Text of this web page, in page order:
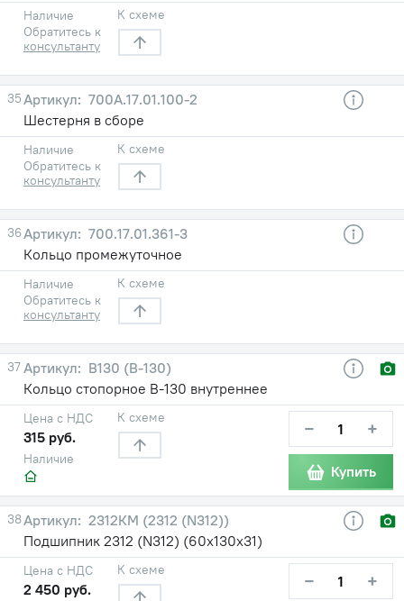
Наличие
Обратитесь к
консультанту
К схеме
35
700А.17.01.100-2
Шестерня в сборе
Наличие
Обратитесь к
консультанту
К схеме
36
700.17.01.361-3
Кольцо промежуточное
Наличие
Обратитесь к
консультанту
К схеме
37
В130 (В-130)
Кольцо стопорное В-130 внутреннее
Наличие
Цена с НДС
315 руб.
К схеме − +
Купить
38
2312КМ (2312 (N312))
Подшипник 2312 (N312) (60х130х31)
Цена с НДС
2 450 руб.
К схеме − +